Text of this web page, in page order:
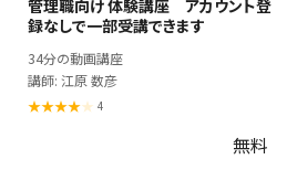
管理職向け 体験講座 アカウント登
録なしで一部受講できます
34分の動画講座
講師: 江原 数彦
4
無料